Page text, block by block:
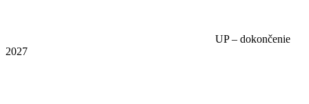
UP – dokončenie
2027